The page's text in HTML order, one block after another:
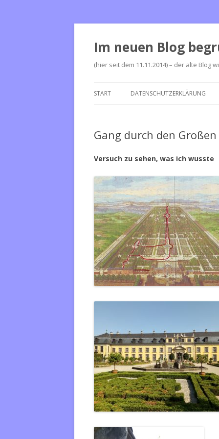
Im neuen Blog
(hier seit dem 11.11.2014) – der alte Blog
START DATENSCHUTZERKLÄRUNG
Gang durch den
Versuch zu sehen, was ich wusste